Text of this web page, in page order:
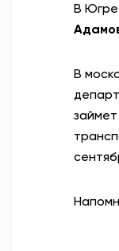
В Югре
В